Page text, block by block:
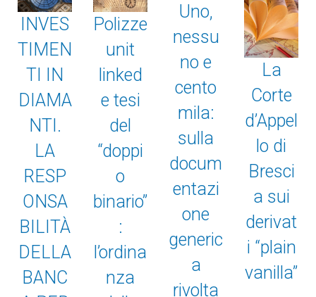
INVES
TIMEN
TI IN
DIAMA
NTI.
LA
RESP
ONSA
BILITÀ
DELLA
BANC
Polizze
unit
linked
e tesi
del
“doppi
o
binario”
:
l’ordina
nza
Uno,
nessu
no e
cento
mila:
sulla
docum
entazi
one
generic
a
rivolta
La
Corte
d’Appel
lo di
Bresci
a sui
derivat
i “plain
vanilla”